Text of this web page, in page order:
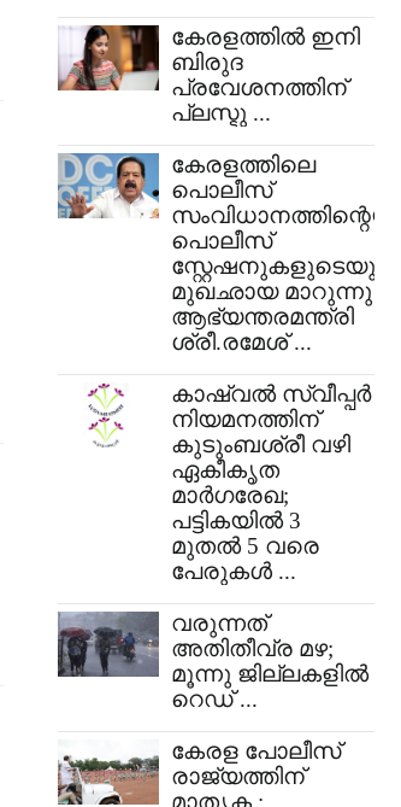
കേരളത്തിൽ ഇനി
ബിരുദ
പ്രവേശനത്തിന്
പ്ലസ്ടു ...
കേരളത്തിലെ
പൊലീസ്
സംവിധാനത്തിന്റെയും
പൊലീസ്
സ്റ്റേഷനുകളുടെയും
മുഖഛായ മാറുന്നു :
ആഭ്യന്തരമന്ത്രി
ശ്രീ.രമേശ് ...
കാഷ്വൽ സ്വീപ്പർ
നിയമനത്തിന്
കുടുംബശ്രീ വഴി
ഏകീകൃത
മാർഗരേഖ;
പട്ടികയിൽ 3
മുതൽ 5 വരെ
പേരുകൾ ...
വരുന്നത്
അതിതീവ്ര മഴ;
മൂന്നു ജില്ലകളിൽ
റെഡ് ...
കേരള പോലീസ്
രാജ്യത്തിന്